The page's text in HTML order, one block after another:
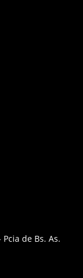
de Bs. As.